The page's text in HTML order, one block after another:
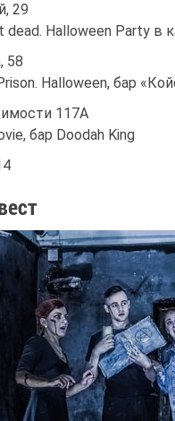
29
dead. Halloween Party в
58
Halloween, бар
117А
бар Doodah King